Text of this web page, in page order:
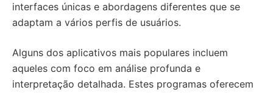
interfaces únicas e abordagens diferentes que se
adaptam a vários perfis de usuários.
Alguns dos aplicativos mais populares incluem
aqueles com foco em análise profunda e
interpretação detalhada. Estes programas oferecem